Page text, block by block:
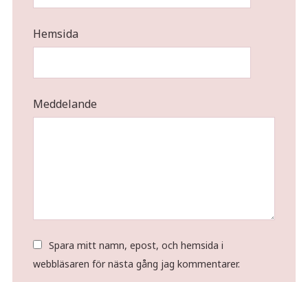
Hemsida
Meddelande
Spara mitt namn, epost, och hemsida i
webbläsaren för nästa gång jag kommentarer.